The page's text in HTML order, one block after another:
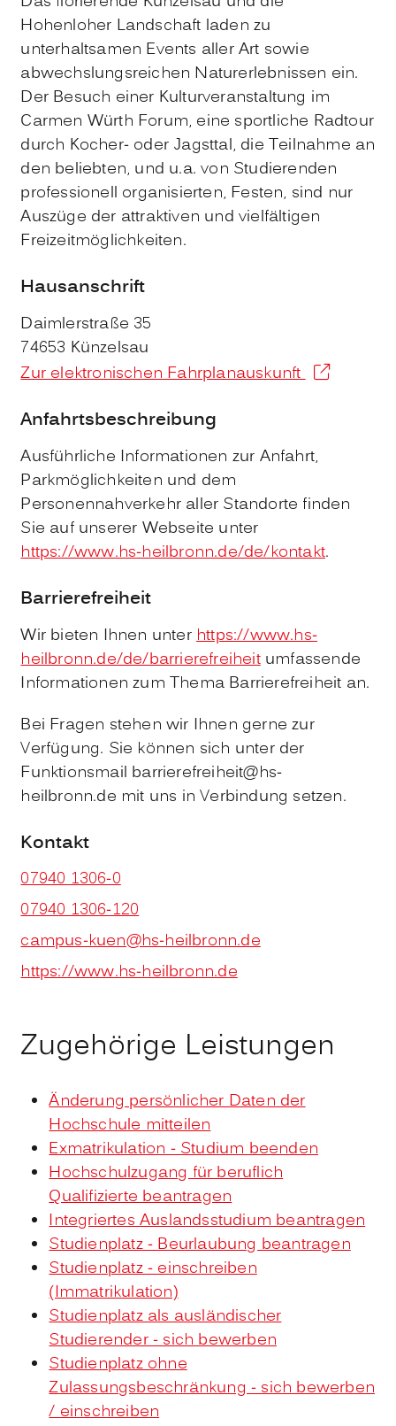
Hohenloher Landschaft laden zu
unterhaltsamen Events aller Art sowie
abwechslungsreichen Naturerlebnissen ein.
Der Besuch einer Kulturveranstaltung im
Carmen Würth Forum, eine sportliche Radtour
durch Kocher- oder Jagsttal, die Teilnahme an
den beliebten, und u.a. von Studierenden
professionell organisierten, Festen, sind nur
Auszüge der attraktiven und vielfältigen
Freizeitmöglichkeiten.
Hausanschrift
Daimlerstraße 35
74653 Künzelsau
Zur elektronischen Fahrplanauskunft
Anfahrtsbeschreibung
Ausführliche Informationen zur Anfahrt,
Parkmöglichkeiten und dem
Personennahverkehr aller Standorte finden
Sie auf unserer Webseite unter
https://www.hs-heilbronn.de/de/kontakt.
Barrierefreiheit
Wir bieten Ihnen unterhttps://www.hs-
heilbronn.de/de/barrierefreiheitumfassende
Informationen zum Thema Barrierefreiheit an.
Bei Fragen stehen wir Ihnen gerne zur
Verfügung. Sie können sich unter der
Funktionsmail barrierefreiheit@hs-
heilbronn.de mit uns in Verbindung setzen.
Kontakt
07940 1306-0
07940 1306-120
campus-kuen@hs-heilbronn.de
https://www.hs-heilbronn.de
Zugehörige Leistungen
Änderung persönlicher Daten der
Hochschule mitteilen
Exmatrikulation - Studium beenden
Hochschulzugang für beruflich
Qualifizierte beantragen
Integriertes Auslandsstudium beantragen
Studienplatz - Beurlaubung beantragen
Studienplatz - einschreiben
(Immatrikulation)
Studienplatz als ausländischer
Studierender - sich bewerben
Studienplatz ohne
Zulassungsbeschränkung - sich bewerben
/ einschreiben